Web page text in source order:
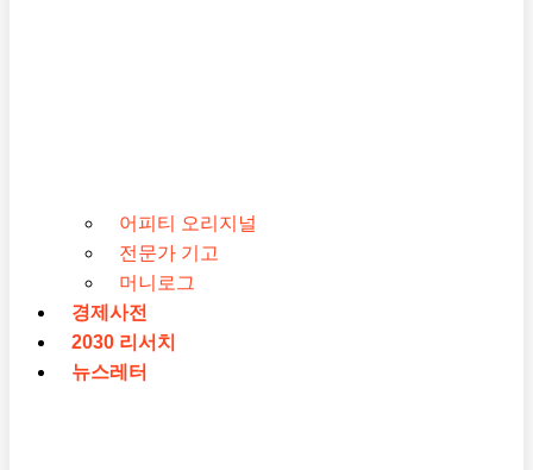
어피티 오리지널
전문가 기고
머니로그
경제사전
2030 리서치
뉴스레터